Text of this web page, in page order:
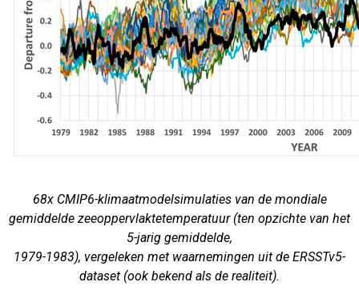
68x CMIP6-klimaatmodelsimulaties van de mondiale
gemiddelde zeeoppervlaktetemperatuur (ten opzichte van het
5-jarig gemiddelde,
1979-1983), vergeleken met waarnemingen uit de ERSSTv5-
dataset (ook bekend als de realiteit).